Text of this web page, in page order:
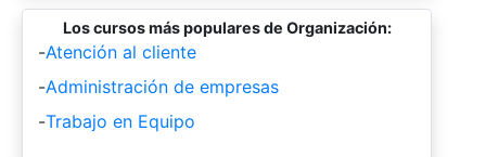
Los cursos más populares de Organización:
-Atención al cliente
-Administración de empresas
-Trabajo en Equipo